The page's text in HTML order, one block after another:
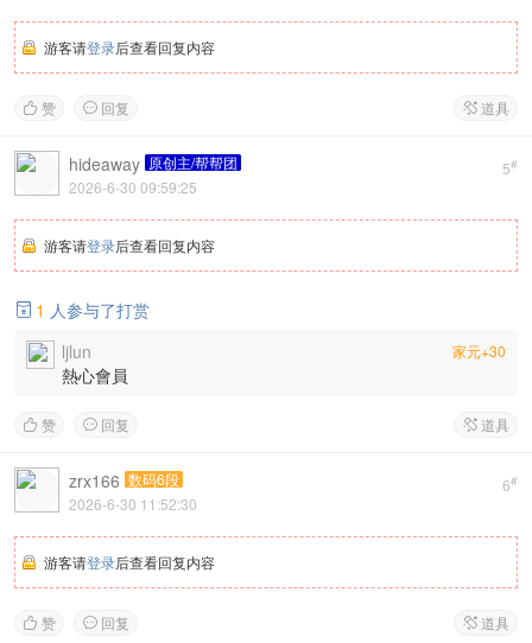
游客请登录后查看回复内容
 赞  回复  道具
5#
hideaway 原创主/帮帮团
2026-6-30 09:59:25
游客请登录后查看回复内容
 1 人参与了打赏
家元+30
ljlun
熱心會員
 赞  回复  道具
6#
zrx166 数码6段
2026-6-30 11:52:30
游客请登录后查看回复内容
 赞  回复  道具